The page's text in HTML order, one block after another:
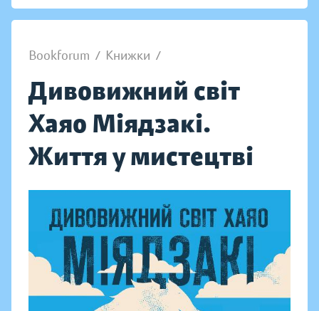
Bookforum / Книжки /
Дивовижний світ
Хаяо Міядзакі.
Життя у мистецтві